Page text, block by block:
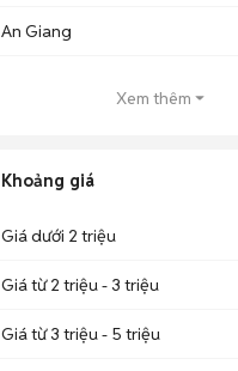
An Giang
Xem thêm
Khoảng giá
Giá dưới 2 triệu
Giá từ 2 triệu - 3 triệu
Giá từ 3 triệu - 5 triệu